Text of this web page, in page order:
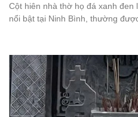
Cột hiên nhà thờ họ đá xanh đen
nổi bật tại Ninh Bình, thường